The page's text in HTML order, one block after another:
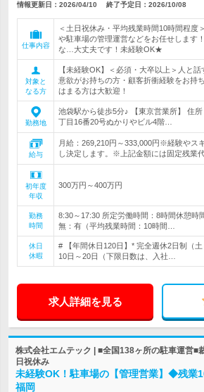
情報更新日：2026/04/10 終了予定日： 2026/10/08
仕事内容
＜土日祝休み・平均残業時間10時間程度
や駐車場の管理運営などをお任せします
な…大丈夫です！未経験OK★
対象と
なる方
【未経験OK】＜必須・大卒以上＞人と
意欲がお持ちの方・顧客折衝経験をお持
はまる方は大歓迎！
勤務地
池袋駅から徒歩5分♪ 【東京営業所】 住
丁目16番20号ぬかりやビル4階…
給与
月給：269,210円～333,000円※経験やス
し決定します。※上記金額には固定残業
初年度
年収
300万円～400万円
勤務
時間
8:30～17:30 所定労働時間：8時間休憩時
無：有（平均残業時間：10時間…
休日
休暇
# 【年間休日120日】* 完全週休2日制（
10日～20日（下限日数は、入社…
求人詳細を見る
株式会社エムテック | ■全国138ヶ所の駐車運営■
日祝休み
未経験OK！駐車場の【管理営業】◆残
福岡